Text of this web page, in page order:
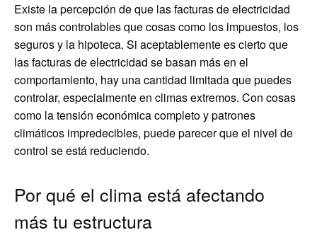
Existe la percepción de que las facturas de electricidad
son más controlables que cosas como los impuestos, los
seguros y la hipoteca. Si aceptablemente es cierto que
las facturas de electricidad se basan más en el
comportamiento, hay una cantidad limitada que puedes
controlar, especialmente en climas extremos. Con cosas
como la tensión económica completo y patrones
climáticos impredecibles, puede parecer que el nivel de
control se está reduciendo.
Por qué el clima está afectando
más tu estructura